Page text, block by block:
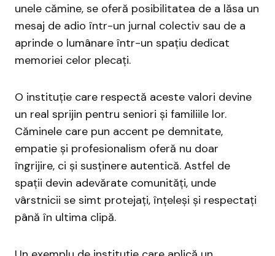
unele cămine, se oferă posibilitatea de a lăsa un
mesaj de adio într-un jurnal colectiv sau de a
aprinde o lumânare într-un spațiu dedicat
memoriei celor plecați.
O instituție care respectă aceste valori devine
un real sprijin pentru seniori și familiile lor.
Căminele care pun accent pe demnitate,
empatie și profesionalism oferă nu doar
îngrijire, ci și susținere autentică. Astfel de
spații devin adevărate comunități, unde
vârstnicii se simt protejați, înțeleși și respectați
până în ultima clipă.